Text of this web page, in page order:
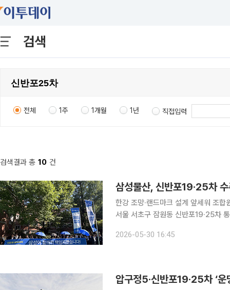
검색
전체 1주 1개월 1년 직접입력
검색결과 총 10 건
삼성물산, 신반포19·25차
한강 조망·랜드마크 설계 앞세워 조합원
서울 서초구 잠원동 신반포19·25차
2026-05-30 16:45
압구정5·신반포19·25차 ‘